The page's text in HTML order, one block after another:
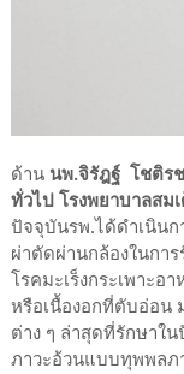
ด้าน นพ.จิรัฎฐ์ โชติร
ทั่วไป โรงพยาบาลส
ปัจจุบันรพ.ได้ดำเนินก
ผ่าตัดผ่านกล้องในกา
โรคมะเร็งกระเพาะอ
หรือเนื้องอกที่ตับอ่อน
ต่าง ๆ ล่าสุดที่รักษาใ
ภาวะอ้วนแบบทุพพล